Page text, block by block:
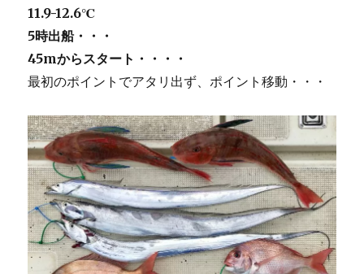
11.9-12.6℃
5時出船・・・
45mからスタート・・・・
最初のポイントでアタリ出ず、ポイント移動・・・